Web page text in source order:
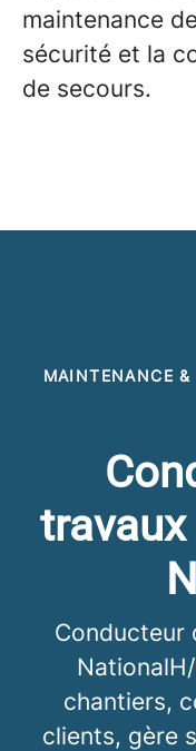
maintenance
sécurité et la
de secours.
MAINTENANCE &
Conducteur
chantiers,
clients, gère